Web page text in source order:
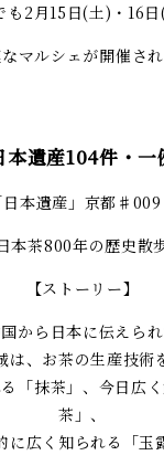
も2月15日(土)・16
マルシェが開催され
本遺産104件・一
日本遺産」京都
本茶800年の歴史散
【ストーリー】
から日本に伝えられ
は、お茶の生産技術
「抹茶」、今日広
茶」、
に広く知られる「玉